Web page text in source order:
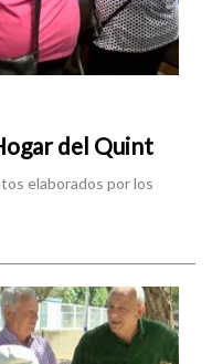
del Quint
elaborados por los